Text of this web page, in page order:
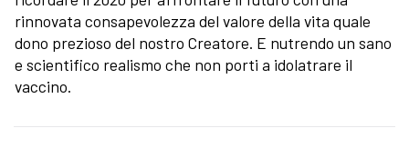
rinnovata consapevolezza del valore della vita quale
dono prezioso del nostro Creatore. E nutrendo un sano
e scientifico realismo che non porti a idolatrare il
vaccino.